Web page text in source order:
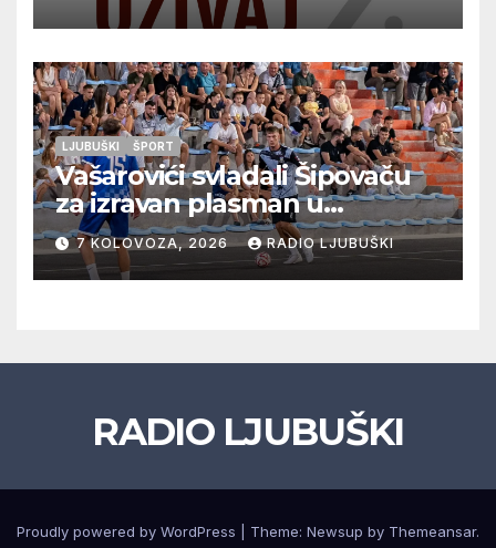
glazbu
LJUBUŠKI ŠPORT
Vašarovići svladali Šipovaču
za izravan plasman u
četvrtfinale, Grab izborio
prolazak dalje, Klobuk ispao,
večeras počinje četvrtfinale
7 KOLOVOZA, 2026 RADIO LJUBUŠKI
RADIO LJUBUŠKI
Proudly powered by WordPress Theme: Newsup by Themeansar.